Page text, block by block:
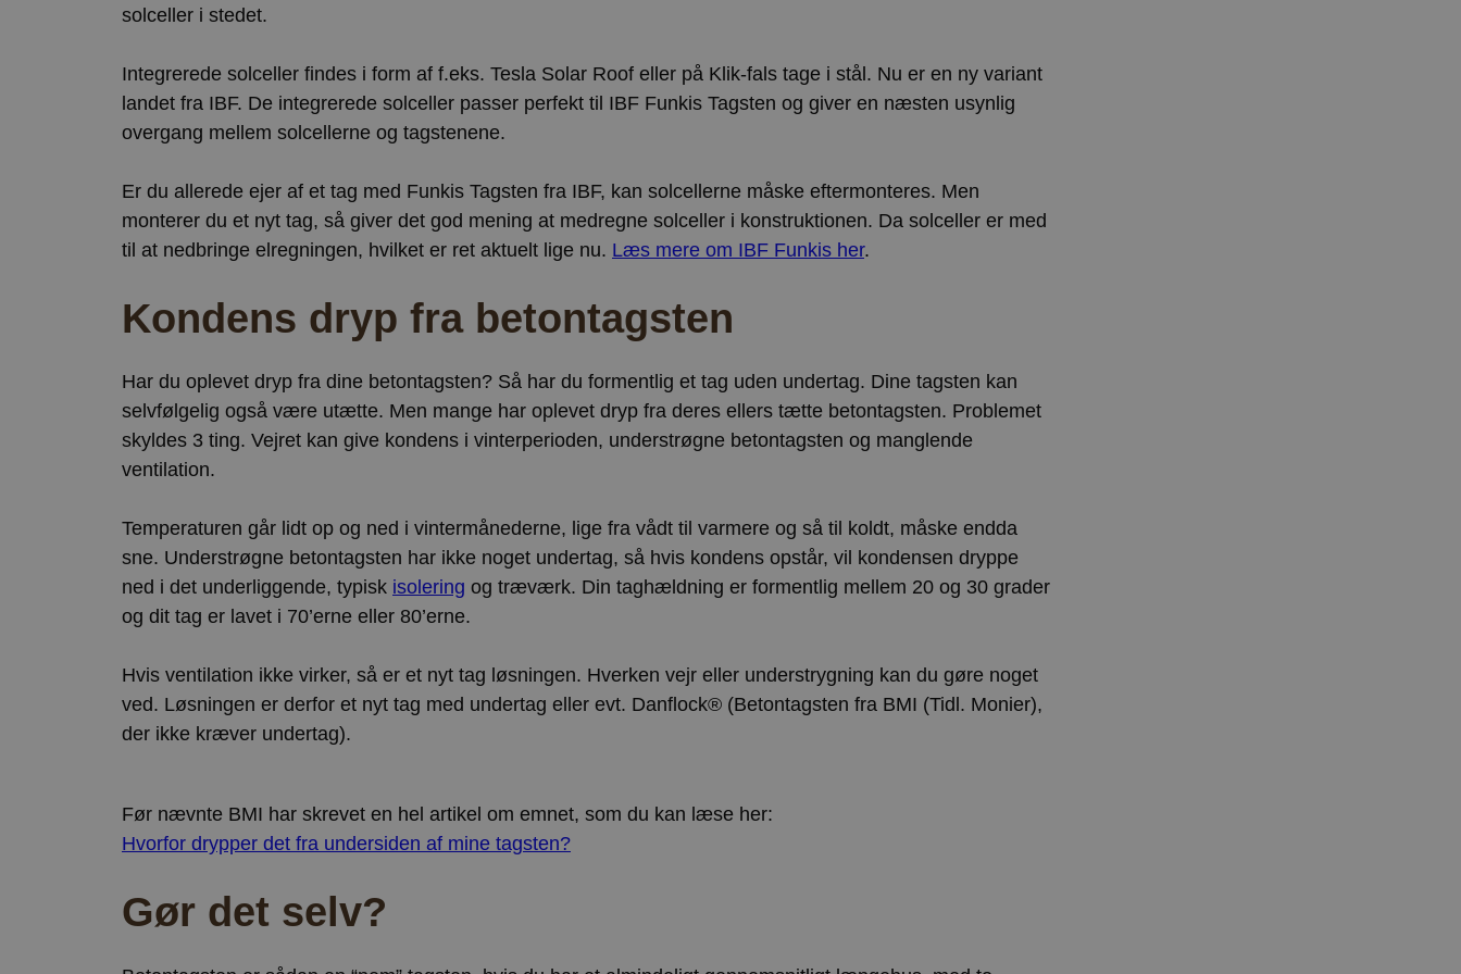
solceller i stedet.
Integrerede solceller findes i form af f.eks. Tesla Solar Roof eller på Klik-fals tage i stål. Nu er en ny variant
landet fra IBF. De integrerede solceller passer perfekt til IBF Funkis Tagsten og giver en næsten usynlig
overgang mellem solcellerne og tagstenene.
Er du allerede ejer af et tag med Funkis Tagsten fra IBF, kan solcellerne måske eftermonteres. Men
monterer du et nyt tag, så giver det god mening at medregne solceller i konstruktionen. Da solceller er med
til at nedbringe elregningen, hvilket er ret aktuelt lige nu. Læs mere om IBF Funkis her.
Kondens dryp fra betontagsten
Har du oplevet dryp fra dine betontagsten? Så har du formentlig et tag uden undertag. Dine tagsten kan
selvfølgelig også være utætte. Men mange har oplevet dryp fra deres ellers tætte betontagsten. Problemet
skyldes 3 ting. Vejret kan give kondens i vinterperioden, understrøgne betontagsten og manglende
ventilation.
Temperaturen går lidt op og ned i vintermånederne, lige fra vådt til varmere og så til koldt, måske endda
sne. Understrøgne betontagsten har ikke noget undertag, så hvis kondens opstår, vil kondensen dryppe
ned i det underliggende, typisk isolering og træværk. Din taghældning er formentlig mellem 20 og 30 grader
og dit tag er lavet i 70’erne eller 80’erne.
Hvis ventilation ikke virker, så er et nyt tag løsningen. Hverken vejr eller understrygning kan du gøre noget
ved. Løsningen er derfor et nyt tag med undertag eller evt. Danflock® (Betontagsten fra BMI (Tidl. Monier),
der ikke kræver undertag).
Før nævnte BMI har skrevet en hel artikel om emnet, som du kan læse her:
Hvorfor drypper det fra undersiden af mine tagsten?
Gør det selv?
ct_screen_info
Lokal lagring
ct_cookies_type
Lokal lagring
apbct_page_hits
ct_fkp_timestamp
Lokal lagring
apbct_session_current_page
Sessionslagring
ct_checked_emails
Lokal lagring
ct_checkjs
apbct_session_id
Sessionslagring
ct_pointer_data
Lokal lagring
ct_ps_timestamp
Lokal lagring